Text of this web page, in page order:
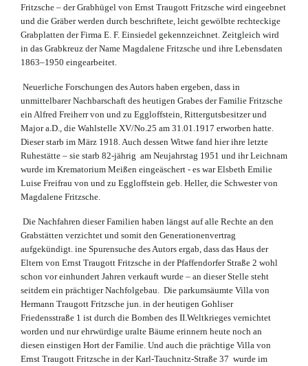
Fritzsche – der Grabhügel von Ernst Traugott Fritzsche wird eingeebnet
und die Gräber werden durch beschriftete, leicht gewölbte rechteckige
Grabplatten der Firma E. F. Einsiedel gekennzeichnet. Zeitgleich wird
in das Grabkreuz der Name Magdalene Fritzsche und ihre Lebensdaten
1863–1950 eingearbeitet.
Neuerliche Forschungen des Autors haben ergeben, dass in
unmittelbarer Nachbarschaft des heutigen Grabes der Familie Fritzsche
ein Alfred Freiherr von und zu Eggloffstein, Rittergutsbesitzer und
Major a.D., die Wahlstelle XV/No.25 am 31.01.1917 erworben hatte.
Dieser starb im März 1918. Auch dessen Witwe fand hier ihre letzte
Ruhestätte – sie starb 82-jährig am Neujahrstag 1951 und ihr Leichnam
wurde im Krematorium Meißen eingeäschert - es war Elsbeth Emilie
Luise Freifrau von und zu Eggloffstein geb. Heller, die Schwester von
Magdalene Fritzsche.
Die Nachfahren dieser Familien haben längst auf alle Rechte an den
Grabstätten verzichtet und somit den Generationenvertrag
aufgekündigt. ine Spurensuche des Autors ergab, dass das Haus der
Eltern von Ernst Traugott Fritzsche in der Pfaffendorfer Straße 2 wohl
schon vor einhundert Jahren verkauft wurde – an dieser Stelle steht
seitdem ein prächtiger Nachfolgebau. Die parkumsäumte Villa von
Hermann Traugott Fritzsche jun. in der heutigen Gohliser
Friedensstraße 1 ist durch die Bomben des II.Weltkrieges vernichtet
worden und nur ehrwürdige uralte Bäume erinnern heute noch an
diesen einstigen Hort der Familie. Und auch die prächtige Villa von
Ernst Traugott Fritzsche in der Karl-Tauchnitz-Straße 37 wurde im